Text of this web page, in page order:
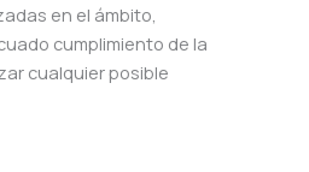
en el ámbito,
cumplimiento de la
cualquier posible